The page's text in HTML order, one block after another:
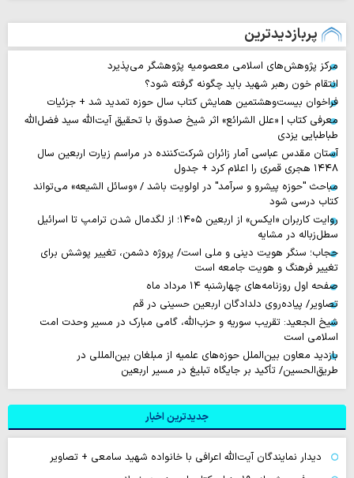
پربازدیدترین
مرکز پژوهش‌های اسلامی معصومیه پژوهشگر می‌پذیرد
انتقام خون رهبر شهید باید چگونه گرفته شود؟
فراخوان بیست‌وهشتمین همایش کتاب سال حوزه تمدید شد + جزئیات
معرفی کتاب | «علل الشرائع» اثر شیخ صدوق با تحقیق آیت‌الله سید فضل‌الله
طباطبایی یزدی
آستان مقدس عباسی آمار زائران شرکت‌کننده در مراسم زیارت اربعین سال
۱۴۴۸ هجری قمری را اعلام کرد + جدول
مباحث "حوزه پیشرو و سرآمد" در اولویت باشد / «وسائل الشیعه» می‌تواند
کتاب درسی شود
روایت‌ کاربران «ایکس» از اربعین ۱۴۰۵؛ از لگدمال شدن ترامپ تا اسرائیل
سطل‌زباله‌ در مشایه
حجاب؛ سنگر هویت دینی و ملی است/ پروژه دشمن، تغییر پوشش برای
تغییر فرهنگ و هویت جامعه است
صفحه اول روزنامه‌های چهارشنبه ۱۴ مرداد ماه
تصاویر/ پیاده‌روی دلدادگان اربعین حسینی در قم
شیخ الجعید: تقریب سوریه و حزب‌الله، گامی مبارک در مسیر وحدت امت
اسلامی است
بازدید معاون بین‌الملل حوزه‌های علمیه از مبلغان بین‌المللی در
طریق‌الحسین/ تأکید بر جایگاه تبلیغ در مسیر اربعین
جدیدترین اخبار
دیدار نمایندگان آیت‌الله اعرافی با خانواده شهید سامعی + تصاویر